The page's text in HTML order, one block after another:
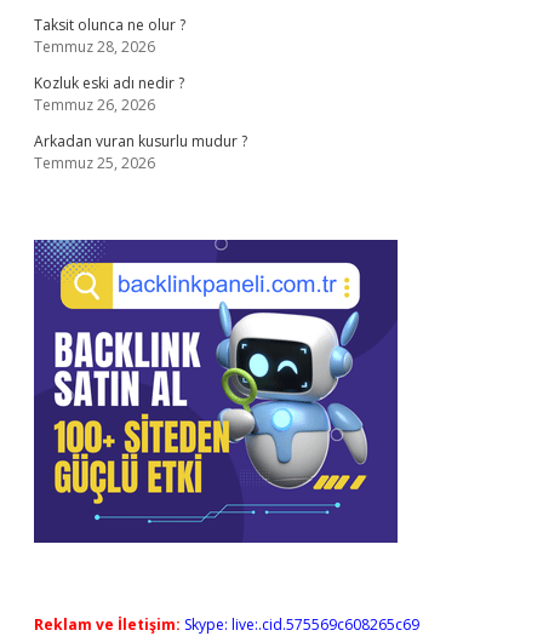
Taksit olunca ne olur ?
Temmuz 28, 2026
Kozluk eski adı nedir ?
Temmuz 26, 2026
Arkadan vuran kusurlu mudur ?
Temmuz 25, 2026
Reklam ve İletişim: Skype: live:.cid.575569c608265c69